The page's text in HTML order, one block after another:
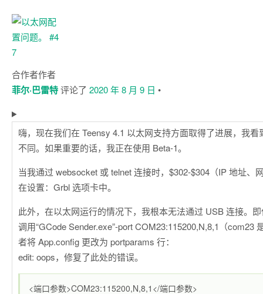
合作者作者
菲尔·巴雷特评论了 2020 年 8 月 9 日 •
嗨，现在我们在 Teensy 4.1 以太网支持方面取得了进展，我
不同。如果重要的话，我正在使用 Beta-1。
当我通过 websocket 或 telnet 连接时，$302-$304（IP 地址、
在设置：Grbl 选项卡中。
此外，在以太网运行的情况下，我根本无法通过 USB 连接。
调用“GCode Sender.exe”-port COM23:115200,N,8,1（com23
者将 App.config 更改为 portparams 行：
edit: oops，修复了此处的错误。
<端口参数>COM23:115200,N,8,1</端口参数>